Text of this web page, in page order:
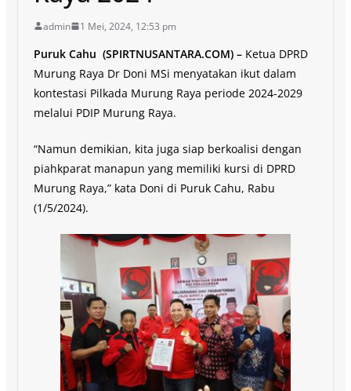
admin 1 Mei, 2024, 12:53 pm
Puruk Cahu (SPIRTNUSANTARA.COM) – Ketua DPRD
Murung Raya Dr Doni MSi menyatakan ikut dalam
kontestasi Pilkada Murung Raya periode 2024-2029
melalui PDIP Murung Raya.
“Namun demikian, kita juga siap berkoalisi dengan
piahkparat manapun yang memiliki kursi di DPRD
Murung Raya,” kata Doni di Puruk Cahu, Rabu
(1/5/2024).